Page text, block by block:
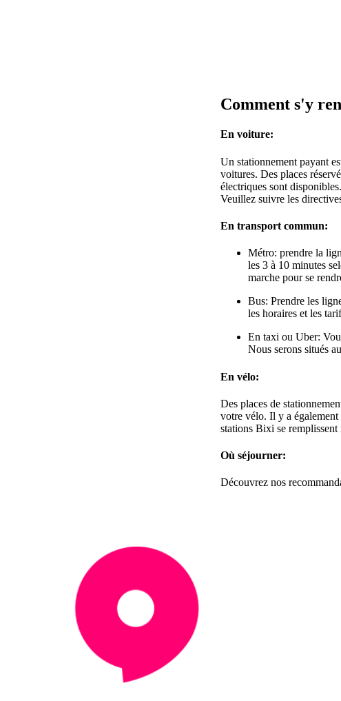
Comment s'y
En voiture:
Un stationnement payant
voitures. Des places
électriques sont
Veuillez suivre les
En transport commun:
Métro: prendre la
les 3 à 10 minutes
marche pour se
Bus: Prendre les
les horaires et les
En taxi ou Uber:
Nous serons situés au
En vélo:
Des places de
votre vélo. Il y a
stations Bixi se
Où séjourner:
Découvrez nos